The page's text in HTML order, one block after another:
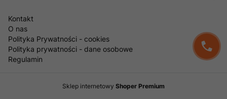
Kontakt
O nas
Polityka Prywatności - cookies
Polityka prywatności - dane osobowe
Regulamin
Sklep internetowy Shoper Premium